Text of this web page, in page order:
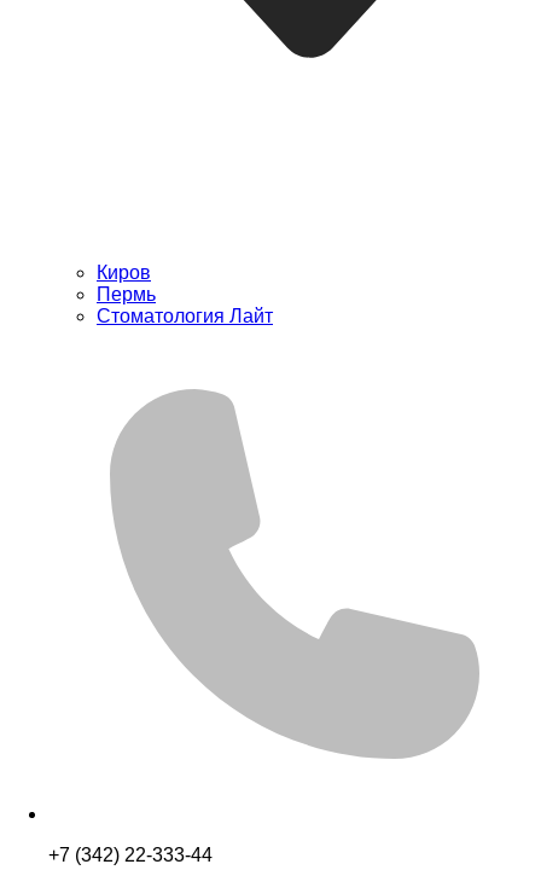
Киров
Пермь
Стоматология Лайт
+7 (342) 22-333-44